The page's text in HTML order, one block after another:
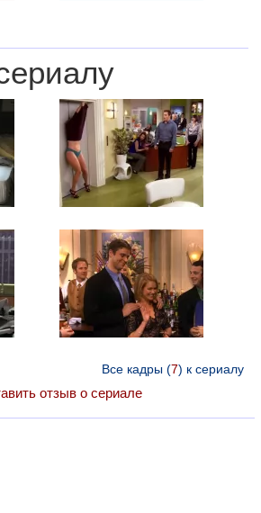
Все кадры (7) к сериалу
отзыв о сериале